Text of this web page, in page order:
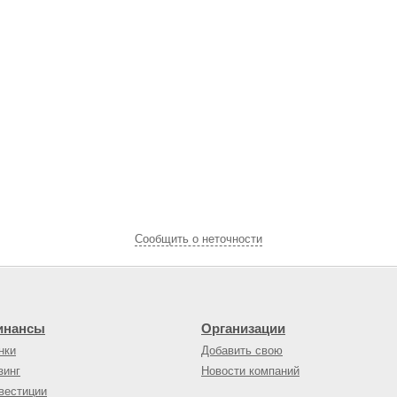
Cообщить о неточности
Организации
Добавить свою
Новости компаний